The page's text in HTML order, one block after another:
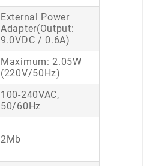
External Power
Adapter(Output:
9.0VDC / 0.6A)
Maximum: 2.05W
(220V/50Hz)
100-240VAC,
50/60Hz
2Mb